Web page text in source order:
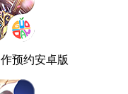
预约安卓版